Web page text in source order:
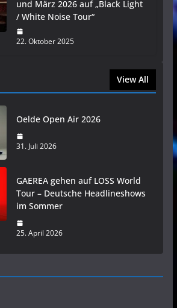
und März 2026 auf „Black Light
/ White Noise Tour“
22. Oktober 2025
View All
Oelde Open Air 2026
31. Juli 2026
GAEREA gehen auf LOSS World
Tour – Deutsche Headlineshows
im Sommer
25. April 2026